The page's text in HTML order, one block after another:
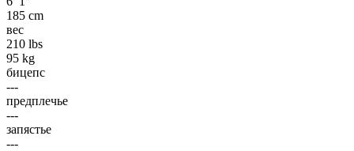
185 cm
вес
210 lbs
95 kg
бицепс
---
предплечье
---
запястье
---